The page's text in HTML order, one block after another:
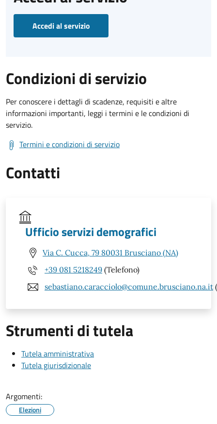
Accedi al servizio
Condizioni di servizio
Per conoscere i dettagli di scadenze, requisiti e altre
informazioni importanti, leggi i termini e le condizioni di
servizio.
Termini e condizioni di servizio
Contatti
Ufficio servizi demografici
Via C. Cucca, 79 80031 Brusciano (NA)
+39 081 5218249 (Telefono)
sebastiano.caracciolo@comune.brusciano.na.it
Strumenti di tutela
Tutela amministrativa
Tutela giurisdizionale
Argomenti:
Elezioni